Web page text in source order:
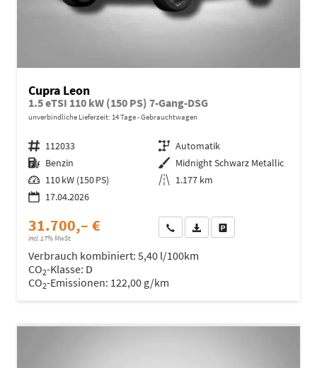
Cupra Leon
1.5 eTSI 110 kW (150 PS) 7-Gang-DSG
unverbindliche Lieferzeit: 14 Tage Gebrauchtwagen
Fahrzeugnr. 112033 Getriebe Automatik
Kraftstoff Benzin Außenfarbe Midnight Schwarz Metallic
Leistung 110 kW (150 PS) Kilometerstand 1.177 km
17.04.2026
31.700,– €
incl. 17% MwSt.
Wir rufen Sie anFahrzeugexposé (PDF)
Verbrauch kombiniert: 5,40 l/100km
CO2-Klasse: D
CO2-Emissionen: 122,00 g/km